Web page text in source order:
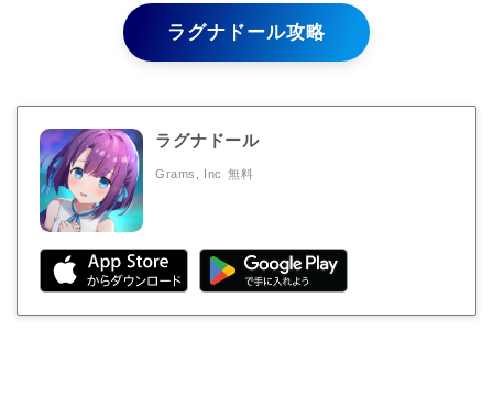
ラグナドール攻略
ラグナドール
Grams, Inc 無料